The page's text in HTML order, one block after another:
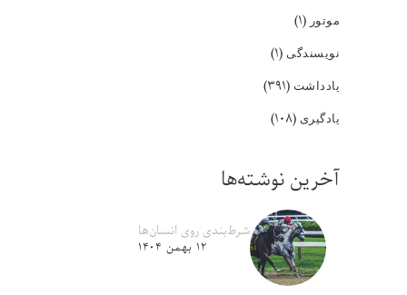
موتور (۱)
نویسندگی (۱)
یادداشت (۳۹۱)
یادگیری (۱۰۸)
آخرین نوشته‌ها
شرط‌بندی روی انسان‌ها
۱۲ بهمن ۱۴۰۴